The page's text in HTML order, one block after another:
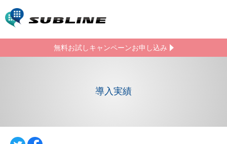
無料お試しキャンペーンお申し込み
導入実績